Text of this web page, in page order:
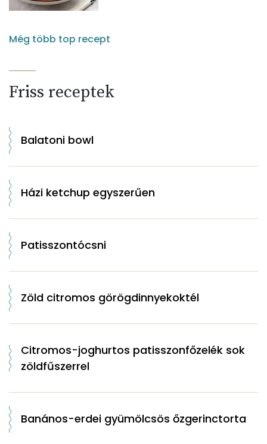
Még több top recept
Friss receptek
Balatoni bowl
Házi ketchup egyszerűen
Patisszontócsni
Zöld citromos görögdinnyekoktél
Citromos-joghurtos patisszonfőzelék sok
zöldfűszerrel
Banános-erdei gyümölcsös őzgerinctorta